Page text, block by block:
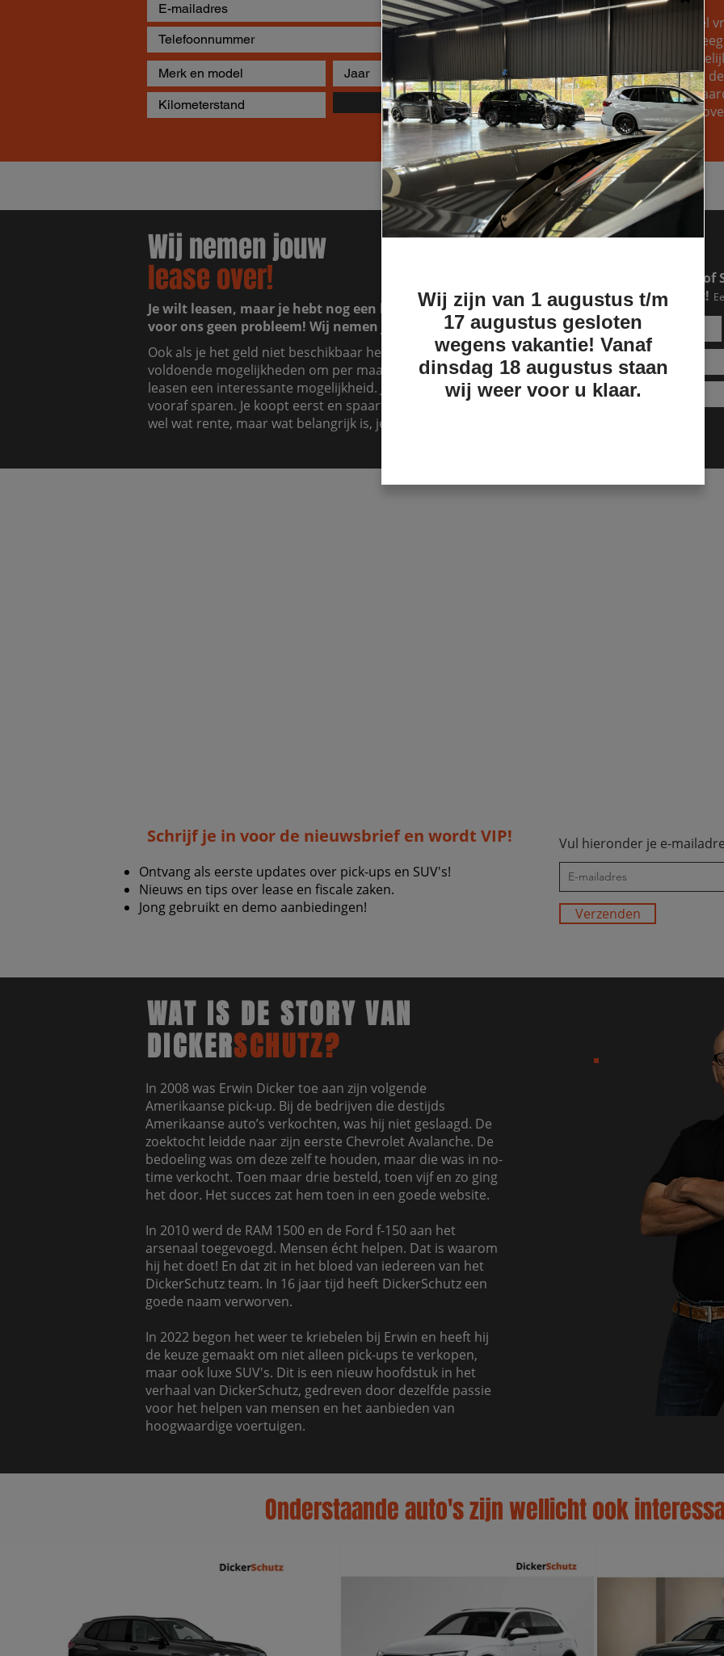
Verzenden
Je kunt bij ons altijd geheel
opvragen. Wellicht
gewoon weten welke
van je huidige wagen. Wat
om te ontdekken welke
voertuig, zodat je een
Specificaties
Wij nemen jouw
lease over!
Je wilt leasen, maar je hebt nog een lease lopen. Dat is
voor ons geen probleem! Wij nemen jouw lease over.
Ook als je het geld niet beschikbaar hebt, maar je hebt
voldoende mogelijkheden om per maand te betalen, dan is
leasen een interessante mogelijkheid. Je kunt het zien als
vooraf sparen. Je koopt eerst en spaart er dan voor. Dat kost
wel wat rente, maar wat belangrijk is, je kunt nu al genieten!
Een RAM of Ford pick-up
makkelijker dan je denkt!
Schrijf je in voor de nieuwsbrief en wordt VIP!
Ontvang als eerste updates over pick-ups en SUV's!
Nieuws en tips over lease en fiscale zaken.
Jong gebruikt en demo aanbiedingen!
Vul hieronder je e-
Verzenden
In 2008 was Erwin Dicker toe aan zijn volgende
Amerikaanse pick-up. Bij de bedrijven die destijds
Amerikaanse auto’s verkochten, was hij niet geslaagd. De
zoektocht leidde naar zijn eerste Chevrolet Avalanche. De
bedoeling was om deze zelf te houden, maar die was in no-
time verkocht. Toen maar drie besteld, toen vijf en zo ging
het door. Het succes zat hem toen in een goede website.
In 2010 werd de RAM 1500 en de Ford f-150 aan het
arsenaal toegevoegd. Mensen écht helpen. Dat is waarom
hij het doet! En dat zit in het bloed van iedereen van het
DickerSchutz team. In 16 jaar tijd heeft DickerSchutz een
goede naam verworven.
In 2022 begon het weer te kriebelen bij Erwin en heeft hij
de keuze gemaakt om niet alleen pick-ups te verkopen,
maar ook luxe SUV's. Dit is een nieuw hoofdstuk in het
verhaal van DickerSchutz, gedreven door dezelfde passie
voor het helpen van mensen en het aanbieden van
hoogwaardige voertuigen.
WAT IS DE STORY VAN
DICKERSCHUTZ?
Onderstaande auto's zijn wellicht ook
Wij zijn van 1 augustus t/m
17 augustus gesloten
wegens vakantie! Vanaf
dinsdag 18 augustus staan
wij weer voor u klaar.